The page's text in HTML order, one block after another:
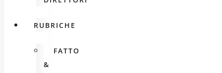
RUBRICHE
FATTO
&